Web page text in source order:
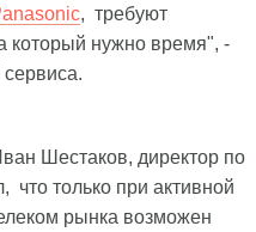
, требуют
который нужно время", -
Шестаков, директор по
что только при активной
рынка возможен